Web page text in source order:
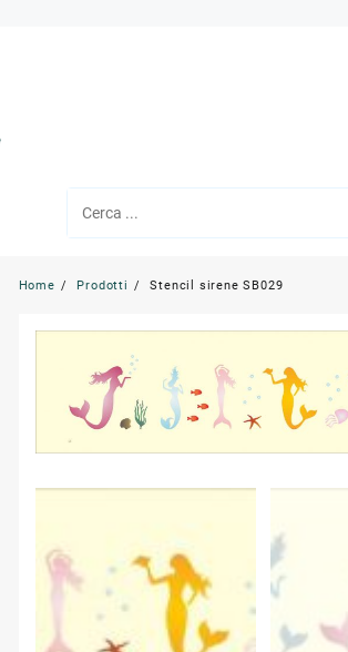
Home Prodotti Stencil sirene SB029